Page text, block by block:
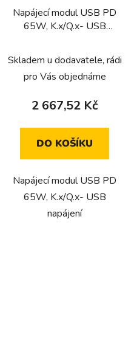
Napájecí modul USB PD
65W, K.x/Q.x- USB
Skladem u dodavatele, rádi
pro Vás objednáme
2 667,52 Kč
DO KOŠÍKU
Napájecí modul USB PD
65W, K.x/Q.x- USB
napájení